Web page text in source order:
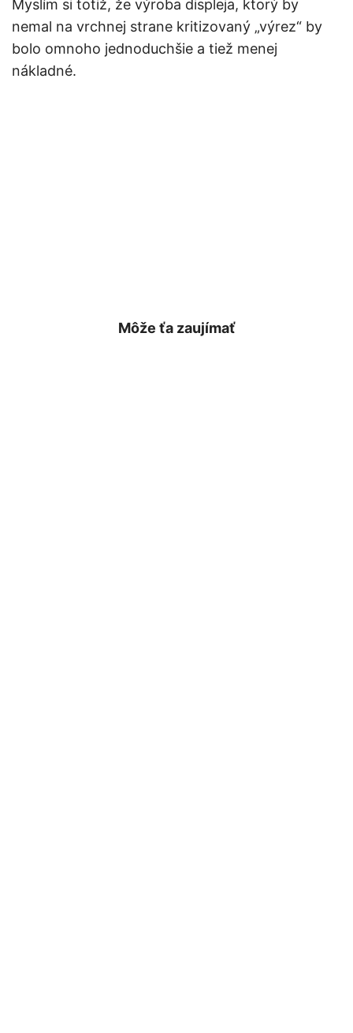
Myslím si totiž, že výroba displeja, ktorý by
nemal na vrchnej strane kritizovaný „výrez“ by
bolo omnoho jednoduchšie a tiež menej
nákladné.
Môže ťa zaujímať